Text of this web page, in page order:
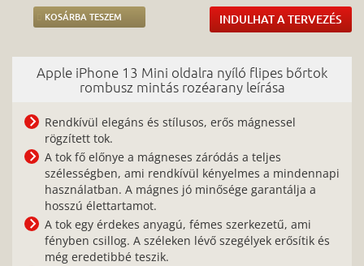
KOSÁRBA TESZEM INDULHAT A TERVEZÉS
Apple iPhone 13 Mini oldalra nyíló flipes bőrtok
rombusz mintás rozéarany leírása
Rendkívül elegáns és stílusos, erős mágnessel
rögzített tok.
A tok fő előnye a mágneses záródás a teljes
szélességben, ami rendkívül kényelmes a mindennapi
használatban. A mágnes jó minősége garantálja a
hosszú élettartamot.
A tok egy érdekes anyagú, fémes szerkezetű, ami
fényben csillog. A széleken lévő szegélyek erősítik és
még eredetibbé teszik.